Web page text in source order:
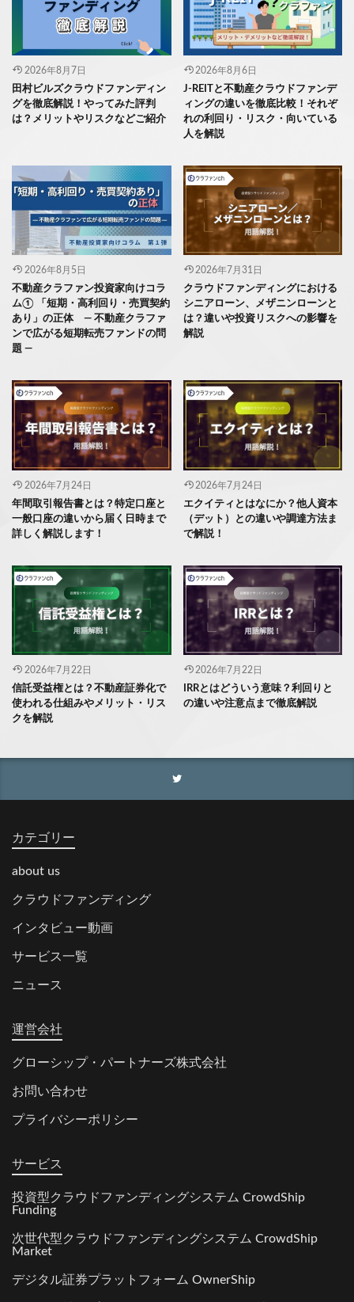
2026年8月7日
田村ビルズクラウドファンディン
グを徹底解説！やってみた評判
は？メリットやリスクなどご紹介
2026年8月6日
J-REITと不動産クラウドファンデ
ィングの違いを徹底比較！それぞ
れの利回り・リスク・向いている
人を解説
2026年8月5日
不動産クラファン投資家向けコラ
ム① 「短期・高利回り・売買契約
あり」の正体 ― 不動産クラファ
ンで広がる短期転売ファンドの問
題 ―
2026年7月31日
クラウドファンディングにおける
シニアローン、メザニンローンと
は？違いや投資リスクへの影響を
解説
2026年7月24日
年間取引報告書とは？特定口座と
一般口座の違いから届く日時まで
詳しく解説します！
2026年7月24日
エクイティとはなにか？他人資本
（デット）との違いや調達方法ま
で解説！
2026年7月22日
信託受益権とは？不動産証券化で
使われる仕組みやメリット・リス
クを解説
2026年7月22日
IRRとはどういう意味？利回りと
の違いや注意点まで徹底解説
カテゴリー
about us
クラウドファンディング
インタビュー動画
サービス一覧
ニュース
運営会社
グローシップ・パートナーズ株式会社
お問い合わせ
プライバシーポリシー
サービス
投資型クラウドファンディングシステム CrowdShip
Funding
次世代型クラウドファンディングシステム CrowdShip
Market
デジタル証券プラットフォーム OwnerShip